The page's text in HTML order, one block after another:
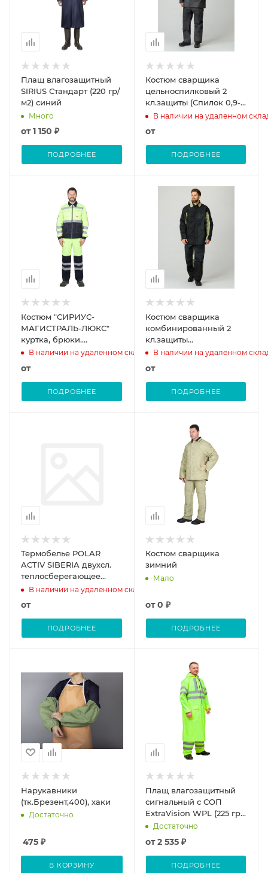
Плащ влагозащитный
SIRIUS Стандарт (220 гр/
м2) синий
Много
от1 150 ₽
ПОДРОБНЕЕ
Костюм сварщика
цельноспилковый 2
кл.защиты (Спилок 0,9-
1,2), черный
В наличии на удаленном
от
ПОДРОБНЕЕ
Костюм "СИРИУС-
МАГИСТРАЛЬ-ЛЮКС"
куртка, брюки.
Лимонный
В наличии на удаленном складе
от
ПОДРОБНЕЕ
Костюм сварщика
комбинированный 2
кл.защиты
(тк.Брезент,550/Спилок
В наличии на удаленном
от
ПОДРОБНЕЕ
Термобелье POLAR
ACTIV SIBERIA двухсл.
теплосберегающее
(акрил, хлопок/
В наличии на удаленном складе
от
ПОДРОБНЕЕ
Костюм сварщика
зимний
Мало
от0 ₽
ПОДРОБНЕЕ
Нарукавники
(тк.Брезент,400), хаки
Достаточно
475 ₽
В КОРЗИНУ
Плащ влагозащитный
сигнальный с СОП
ExtraVision WPL (225 гр/
м2) лимонный
Достаточно
от2 535 ₽
ПОДРОБНЕЕ